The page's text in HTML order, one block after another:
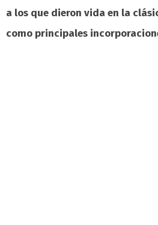
a los que dieron vida en la
como principales